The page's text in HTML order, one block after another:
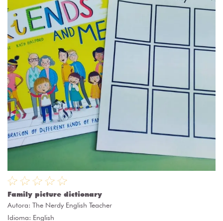
Family picture dictionary
Autora: The Nerdy English Teacher
Idioma: English